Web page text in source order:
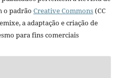
o padrão Creative Commons(CC
a adaptação e criação de
para fins comerciais